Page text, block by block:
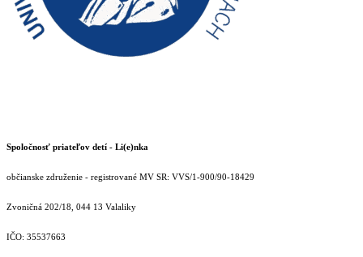
Spoločnosť priateľov detí - Li(e)nka
občianske združenie - registrované MV SR: VVS/1-900/90-18429
Zvoničná 202/18, 044 13 Valaliky
IČO: 35537663